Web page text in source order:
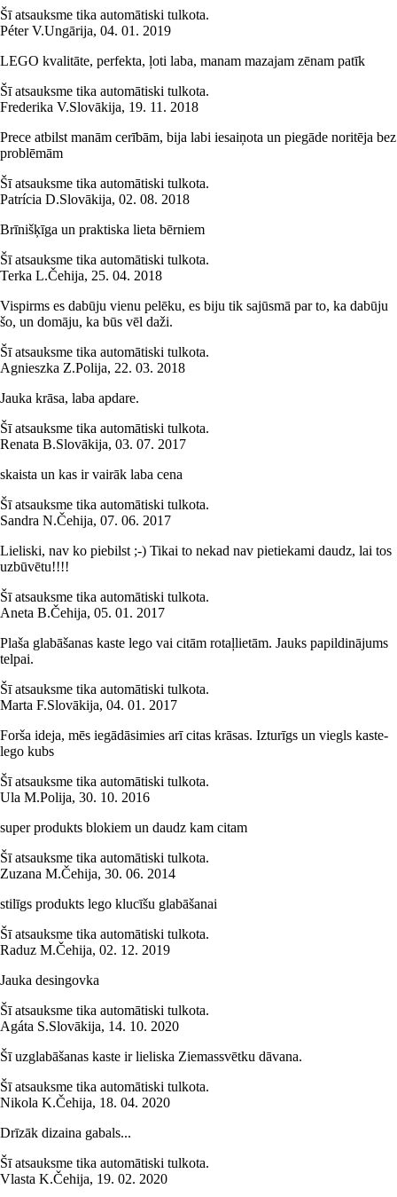
Šī atsauksme tika automātiski tulkota.
Péter V.Ungārija, 04. 01. 2019
LEGO kvalitāte, perfekta, ļoti laba, manam mazajam zēnam patīk
Šī atsauksme tika automātiski tulkota.
Frederika V.Slovākija, 19. 11. 2018
Prece atbilst manām cerībām, bija labi iesaiņota un piegāde noritēja bez
problēmām
Šī atsauksme tika automātiski tulkota.
Patrícia D.Slovākija, 02. 08. 2018
Brīnišķīga un praktiska lieta bērniem
Šī atsauksme tika automātiski tulkota.
Terka L.Čehija, 25. 04. 2018
Vispirms es dabūju vienu pelēku, es biju tik sajūsmā par to, ka dabūju
šo, un domāju, ka būs vēl daži.
Šī atsauksme tika automātiski tulkota.
Agnieszka Z.Polija, 22. 03. 2018
Jauka krāsa, laba apdare.
Šī atsauksme tika automātiski tulkota.
Renata B.Slovākija, 03. 07. 2017
skaista un kas ir vairāk laba cena
Šī atsauksme tika automātiski tulkota.
Sandra N.Čehija, 07. 06. 2017
Lieliski, nav ko piebilst ;-) Tikai to nekad nav pietiekami daudz, lai tos
uzbūvētu!!!!
Šī atsauksme tika automātiski tulkota.
Aneta B.Čehija, 05. 01. 2017
Plaša glabāšanas kaste lego vai citām rotaļlietām. Jauks papildinājums
telpai.
Šī atsauksme tika automātiski tulkota.
Marta F.Slovākija, 04. 01. 2017
Forša ideja, mēs iegādāsimies arī citas krāsas. Izturīgs un viegls kaste-
lego kubs
Šī atsauksme tika automātiski tulkota.
Ula M.Polija, 30. 10. 2016
super produkts blokiem un daudz kam citam
Šī atsauksme tika automātiski tulkota.
Zuzana M.Čehija, 30. 06. 2014
stilīgs produkts lego klucīšu glabāšanai
Šī atsauksme tika automātiski tulkota.
Raduz M.Čehija, 02. 12. 2019
Jauka desingovka
Šī atsauksme tika automātiski tulkota.
Agáta S.Slovākija, 14. 10. 2020
Šī uzglabāšanas kaste ir lieliska Ziemassvētku dāvana.
Šī atsauksme tika automātiski tulkota.
Nikola K.Čehija, 18. 04. 2020
Drīzāk dizaina gabals...
Šī atsauksme tika automātiski tulkota.
Vlasta K.Čehija, 19. 02. 2020